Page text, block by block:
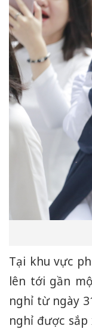
Tại khu vực
lên tới gần
nghỉ từ ngày
nghỉ được